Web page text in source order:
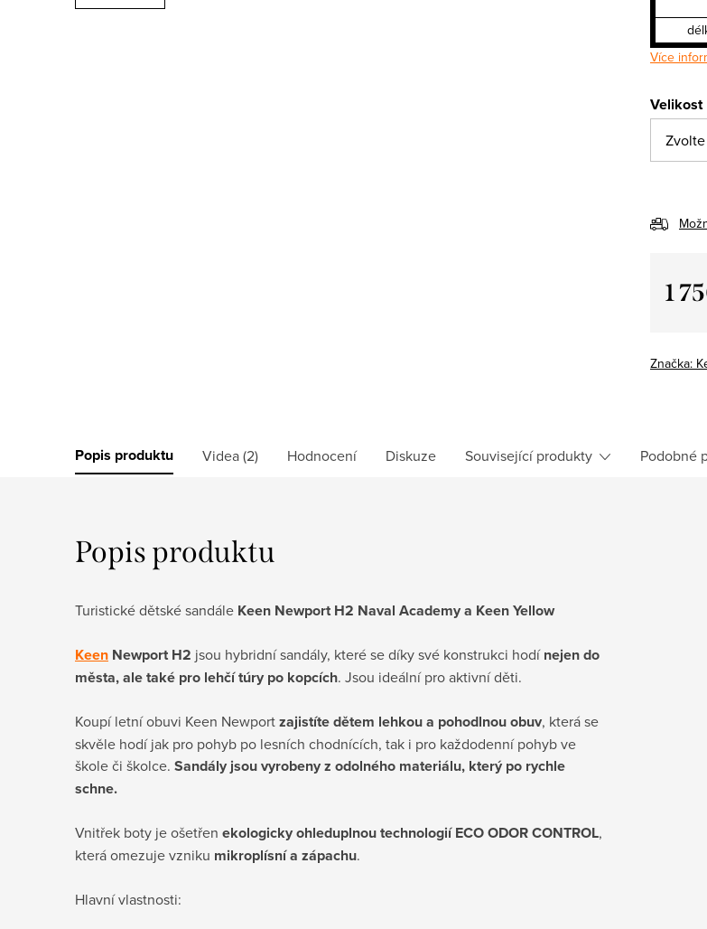
Více
Velikost
1
Značka:
Popis produktu Videa (2) Hodnocení Diskuze Související produkty Podobné
Popis produktu
Turistické dětské sandále Keen Newport H2 Naval Academy a Keen Yellow
Keen Newport H2 jsou hybridní sandály, které se díky své konstrukci hodínejen do
města, ale také pro lehčí túry po kopcích. Jsou ideální pro aktivní děti.
Koupí letní obuvi Keen Newportzajistíte dětem lehkou a pohodlnou obuv, která se
skvěle hodí jak pro pohyb po lesních chodnících, tak i pro každodenní pohyb ve
škole či školce. Sandály jsou vyrobeny z odolného materiálu, který po rychle
schne.
Vnitřek boty je ošetřen ekologicky ohleduplnou technologií ECO ODOR CONTROL,
která omezuje vzniku mikroplísní a zápachu.
Hlavní vlastnosti: